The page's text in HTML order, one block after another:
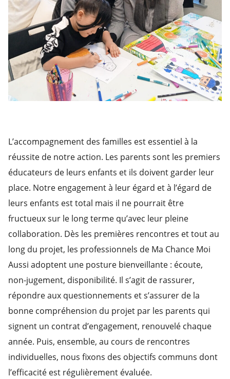
L’accompagnement des familles est essentiel à la
réussite de notre action. Les parents sont les premiers
éducateurs de leurs enfants et ils doivent garder leur
place. Notre engagement à leur égard et à l’égard de
leurs enfants est total mais il ne pourrait être
fructueux sur le long terme qu’avec leur pleine
collaboration. Dès les premières rencontres et tout au
long du projet, les professionnels de Ma Chance Moi
Aussi adoptent une posture bienveillante : écoute,
non-jugement, disponibilité. Il s’agit de rassurer,
répondre aux questionnements et s’assurer de la
bonne compréhension du projet par les parents qui
signent un contrat d’engagement, renouvelé chaque
année. Puis, ensemble, au cours de rencontres
individuelles, nous fixons des objectifs communs dont
l’efficacité est régulièrement évaluée.